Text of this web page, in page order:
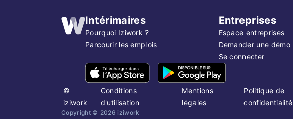
Intérimaires
Pourquoi Iziwork ?
Parcourir les emplois
Entreprises
Espace entreprises
Demander une démo
Se connecter
©
iziwork
Conditions
d'utilisation
Mentions
légales
Politique de
confidentialité
Copyright © 2026 iziwork